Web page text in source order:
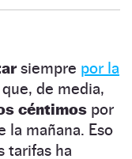
siempre por la
de media,
céntimos por
la mañana. Eso
tarifas ha